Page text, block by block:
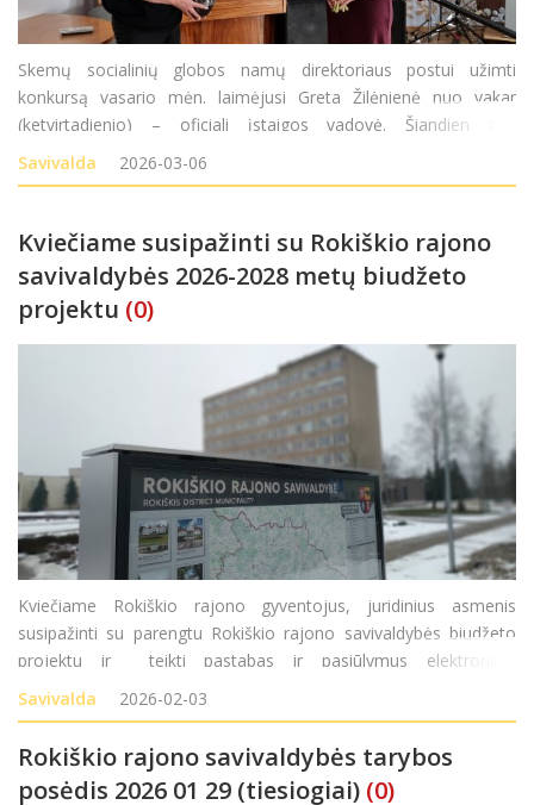
Skemų socialinių globos namų direktoriaus postui užimti
konkursą vasario mėn. laimėjusi Greta Žilėnienė nuo vakar
(ketvirtadienio) – oficiali įstaigos vadovė. Šiandien tiek
kolektyvas, tiek rajono vadovai ir Seimo narys susibūrė
pasveikinti naujosios vadovės ir, be abejo, palinkėti stip
Savivalda 2026-03-06
Kviečiame susipažinti su Rokiškio rajono
savivaldybės 2026-2028 metų biudžeto
projektu (0)
Kviečiame Rokiškio rajono gyventojus, juridinius asmenis
susipažinti su parengtu Rokiškio rajono savivaldybės biudžeto
projektu ir teikti pastabas ir pasiūlymus elektroniniu
paštu savivaldybe@rokiskis.lt arba raštu Rokiškio rajono
savivaldybės merui
Savivalda 2026-02-03
Rokiškio rajono savivaldybės tarybos
posėdis 2026 01 29 (tiesiogiai) (0)